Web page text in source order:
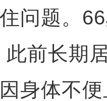
问题。
此前长期
身体不